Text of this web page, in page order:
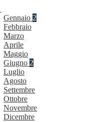
Gennaio 2
Febbraio
Marzo
Aprile
Maggio
Giugno 2
Luglio
Agosto
Settembre
Ottobre
Novembre
Dicembre